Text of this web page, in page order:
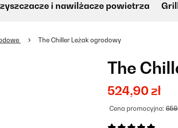
i nawilżacze powietrza
The Chiller Leżak ogrodowy
The
524,90 zł
Cena promocyjna: